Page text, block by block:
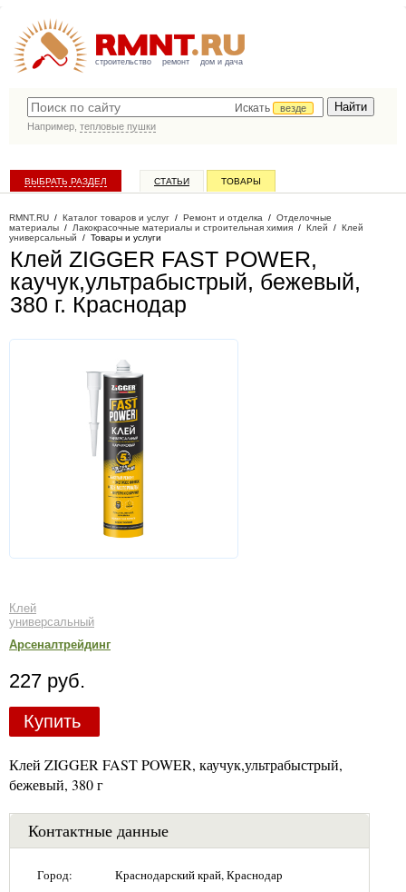
строительство ремонт дом и дача
Искать
везде
Например, тепловые пушки
ВЫБРАТЬ РАЗДЕЛ СТАТЬИ ТОВАРЫ
RMNT.RU / Каталог товаров и услуг / Ремонт и отделка / Отделочные
материалы / Лакокрасочные материалы и строительная химия / Клей / Клей
универсальный / Товары и услуги
Клей ZIGGER FAST POWER,
каучук,ультрабыстрый, бежевый,
380 г. Краснодар
Клей
универсальный
Арсеналтрейдинг
227 руб.
Купить
Клей ZIGGER FAST POWER, каучук,ультрабыстрый,
бежевый, 380 г
Контактные данные
Город: Краснодарский край, Краснодар